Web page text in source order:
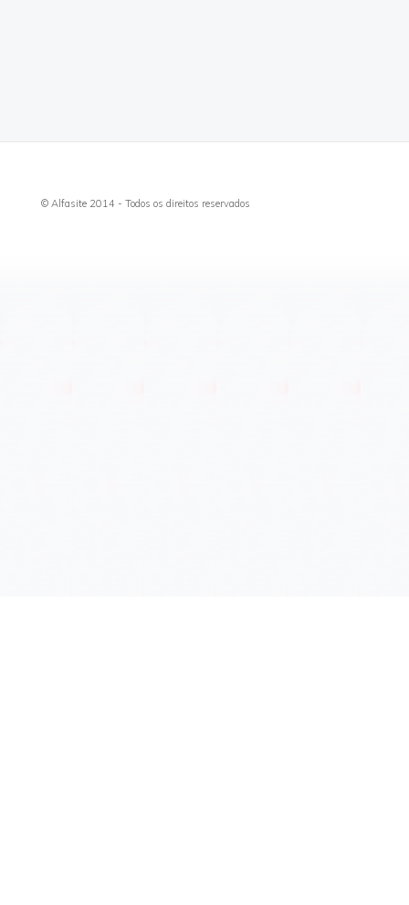
© Alfasite 2014 - Todos os direitos reservados